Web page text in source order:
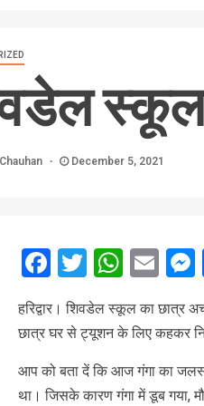
स्कूल
December 5, 2021
Facebook
Twitter
हरिद्वार। शिवडेल स्कूल का छात्र
छात्र घर से ट्यूशन के लिए कहकर
आप को बता दें कि आज गंगा का
था। जिसके कारण गंगा में डूब गया,